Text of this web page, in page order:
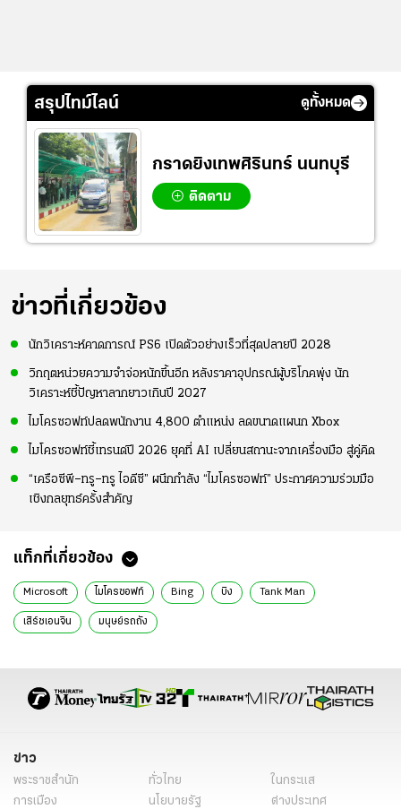
สรุปไทม์ไลน์ ดูทั้งหมด
กราดยิงเทพศิรินทร์ นนทบุรี
ติดตาม
ข่าวที่เกี่ยวข้อง
นักวิเคราะห์คาดการณ์ PS6 เปิดตัวอย่างเร็วที่สุดปลายปี 2028
วิกฤตหน่วยความจำจ่อหนักขึ้นอีก หลังราคาอุปกรณ์ผู้บริโภคพุ่ง นัก
วิเคราะห์ชี้ปัญหาลากยาวเกินปี 2027
ไมโครซอฟท์ปลดพนักงาน 4,800 ตำแหน่ง ลดขนาดแผนก Xbox
ไมโครซอฟท์ชี้เทรนด์ปี 2026 ยุคที่ AI เปลี่ยนสถานะจากเครื่องมือ สู่คู่คิด
“เครือซีพี–ทรู–ทรู ไอดีซี” ผนึกกำลัง “ไมโครซอฟท์” ประกาศความร่วมมือ
เชิงกลยุทธ์ครั้งสำคัญ
แท็กที่เกี่ยวข้อง
Microsoft ไมโครซอฟท์ Bing บิง Tank Man
เสิร์ชเอนจิน มนุษย์รถถัง
ข่าว
พระราชสำนัก ทั่วไทย
ในกระแส
การเมือง
นโยบายรัฐ
ต่างประเทศ